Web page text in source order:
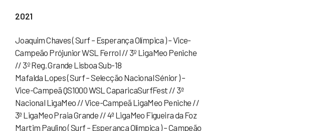
2021
Joaquim Chaves ( Surf – Esperança Olímpica ) – Vice-
Campeão Prójunior WSL Ferrol // 3º LigaMeo Peniche
// 3º Reg. Grande Lisboa Sub-18
Mafalda Lopes ( Surf – Selecção Nacional Sénior ) –
Vice-Campeã QS1000 WSL CaparicaSurfFest // 3ª
Nacional LigaMeo // Vice-Campeã LigaMeo Peniche //
3ª LigaMeo Praia Grande // 4ª LigaMeo Figueira da Foz
Martim Paulino ( Surf – Esperança Olímpica ) – Campeão